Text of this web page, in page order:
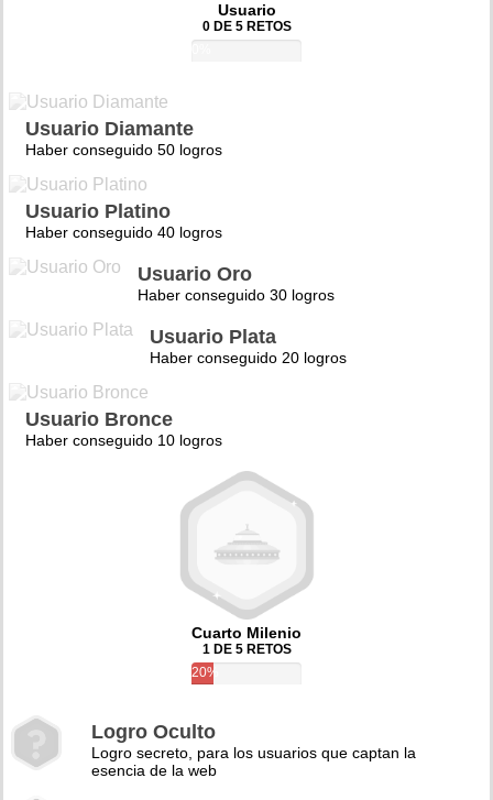
Usuario
0 DE 5 RETOS
Usuario Diamante
Haber conseguido 50 logros
Usuario Platino
Haber conseguido 40 logros
Usuario Oro
Haber conseguido 30 logros
Usuario Plata
Haber conseguido 20 logros
Usuario Bronce
Haber conseguido 10 logros
Cuarto Milenio
1 DE 5 RETOS
20%
Logro Oculto
Logro secreto, para los usuarios que captan la
esencia de la web